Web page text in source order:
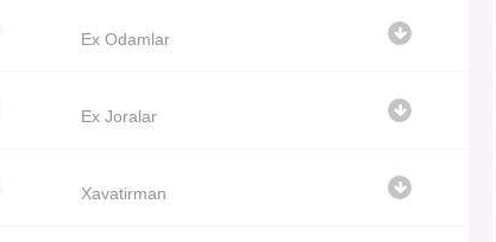
Ex Odamlar
Ex Joralar
Xavatirman